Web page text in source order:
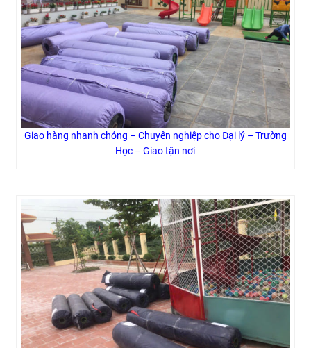
Giao hàng nhanh chóng – Chuyên nghiệp cho Đại lý – Trường
Học – Giao tận nơi